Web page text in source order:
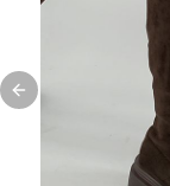
Previous slide